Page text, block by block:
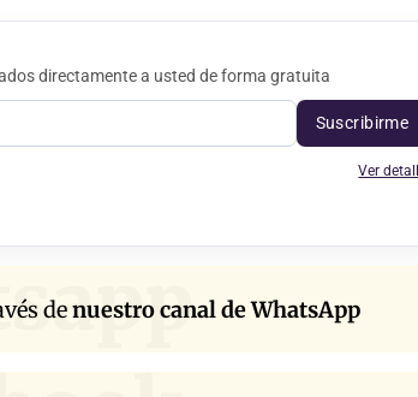
directamente a usted de forma gratuita
Suscribirme
Ver
denuestro canal de WhatsApp